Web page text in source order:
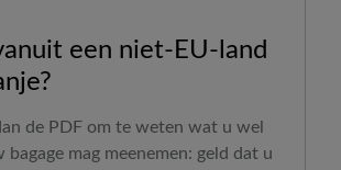
een niet-EU-land
de PDF om te weten wat u wel
mag meenemen: geld dat u